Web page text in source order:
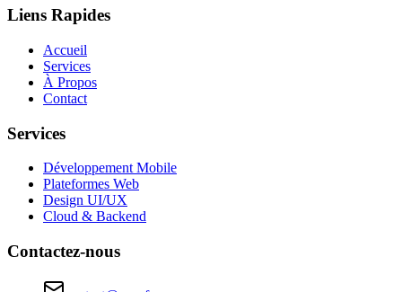
Liens Rapides
Accueil
Services
À Propos
Contact
Services
Développement Mobile
Plateformes Web
Design UI/UX
Cloud & Backend
Contactez-nous